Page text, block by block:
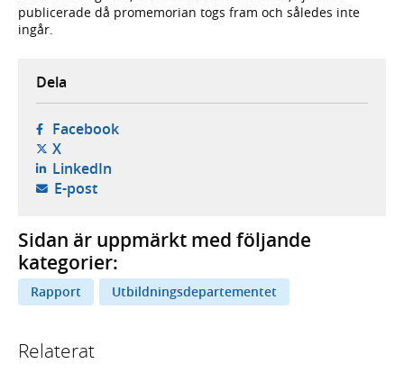
publicerade då promemorian togs fram och således inte
ingår.
Dela
Facebook- öppnas i ny flik, extern webbplats,
X- öppnas i ny flik, extern webbplats,
LinkedIn- öppnas i ny flik, extern webbplats,
E-post- öppnar din e-postklient,
Sidan är uppmärkt med följande
kategorier:
Rapport Utbildningsdepartementet
Relaterat